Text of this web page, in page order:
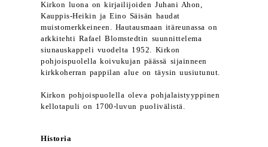
Kirkon luona on kirjailijoiden Juhani Ahon,
Kauppis-Heikin ja Eino Säisän haudat
muistomerkkeineen. Hautausmaan itäreunassa on
arkkitehti Rafael Blomstedtin suunnittelema
siunauskappeli vuodelta 1952. Kirkon
pohjoispuolella koivukujan päässä sijainneen
kirkkoherran pappilan alue on täysin uusiutunut.
Kirkon pohjoispuolella oleva pohjalaistyyppinen
kellotapuli on 1700-luvun puolivälistä.
Historia